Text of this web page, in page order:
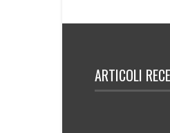
ARTICOLI